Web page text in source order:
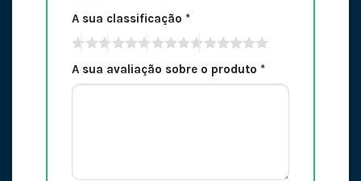
A sua classificação *
A sua avaliação sobre o produto *